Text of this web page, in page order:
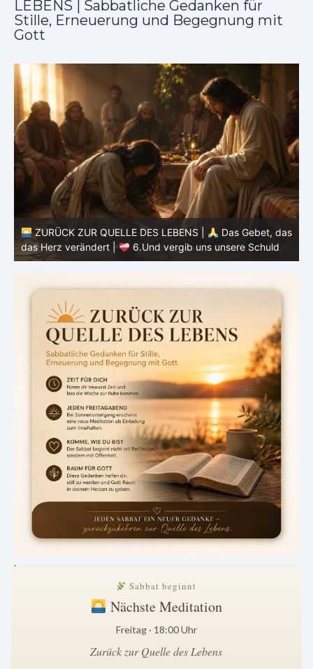
LEBENS | Sabbatliche Gedanken für
Stille, Erneuerung und Begegnung mit
Gott
ZURÜCK ZUR QUELLE DES LEBENS |
Das Gebet, das
das Herz verändert |
6.Und vergib uns unsere Schuld
.
Sabbat beginnt
Nächste Meditation
Freitag · 18:00 Uhr
Zurück zur Quelle des Lebens